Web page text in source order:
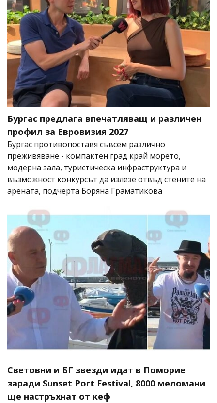
Бургас предлага впечатляващ и различен
профил за Евровизия 2027
Бургас противопоставя съвсем различно
преживяване - компактен град край морето,
модерна зала, туристическа инфраструктура и
възможност конкурсът да излезе отвъд стените на
арената, подчерта Боряна Граматикова
Световни и БГ звезди идат в Поморие
заради Sunset Port Festival, 8000 меломани
ще настръхнат от кеф